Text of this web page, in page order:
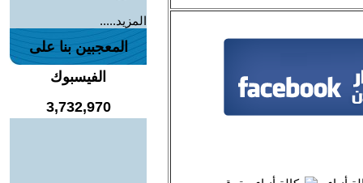
المزيد.....
المعجبين بنا على
الفيسبوك
3,732,970